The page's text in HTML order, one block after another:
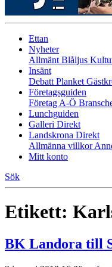
Ettan
Nyheter
Allmänt Blåljus
Insänt
Debatt Planket
Företagsguiden
Företag A-Ö
Lunchguiden
Galleri Direkt
Landskrona Direkt
Allmänna villkor
Mitt konto
Sök
Etikett:
BK Landora till